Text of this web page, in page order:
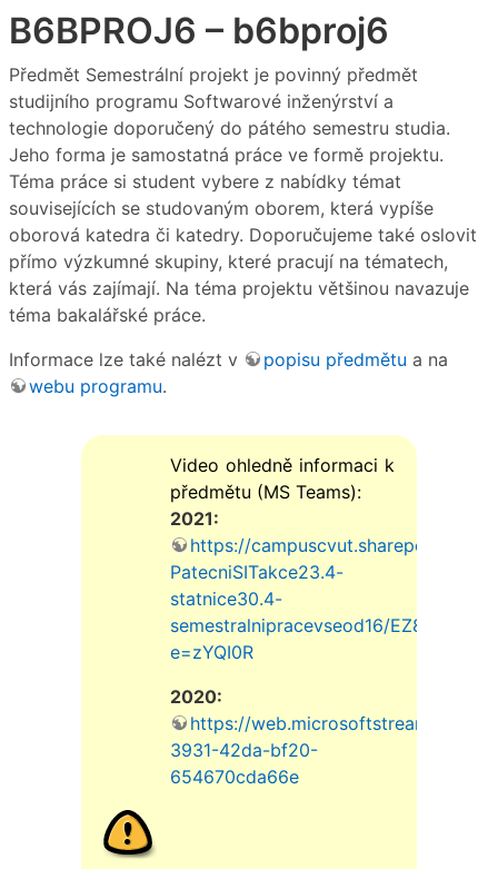
B6BPROJ6 – b6bproj6
Předmět Semestrální projekt je povinný předmět
studijního programu Softwarové inženýrství a
technologie doporučený do pátého semestru studia.
Jeho forma je samostatná práce ve formě projektu.
Téma práce si student vybere z nabídky témat
souvisejících se studovaným oborem, která vypíše
oborová katedra či katedry. Doporučujeme také oslovit
přímo výzkumné skupiny, které pracují na tématech,
která vás zajímají. Na téma projektu většinou navazuje
téma bakalářské práce.
Informace lze také nalézt v
popisu předmětu a na
webu programu.
Video ohledně informaci k
předmětu (MS Teams):
2021:
https://
PatecniSITakce23.4-
statnice30.4-
semestralnipracevseod16/
e=zYQI0R
2020:
https://web.microsoftstream.com/
3931-42da-bf20-
654670cda66e